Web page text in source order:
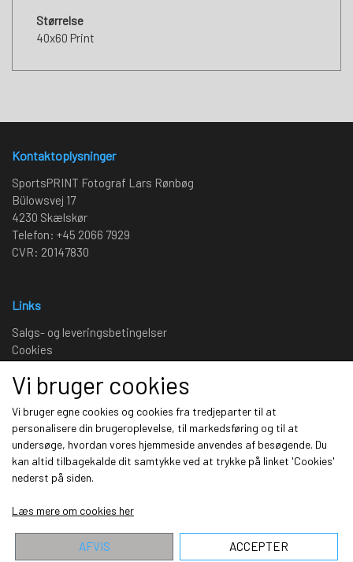
Størrelse
40x60 Print
Kontaktoplysninger
SportsPRINT Fotograf Lars Rønbøg
Bülowsvej 17
4230 Skælskør
Telefon: +45 2066 7929
CVR: 20147830
Links
Salgs- og leveringsbetingelser
Cookies
Kunde login
Sociale medier
Vi bruger cookies
Vi bruger egne cookies og cookies fra tredjeparter til at
personalisere din brugeroplevelse, til markedsføring og til at
undersøge, hvordan vores hjemmeside anvendes af besøgende. Du
kan altid tilbagekalde dit samtykke ved at trykke på linket 'Cookies'
nederst på siden.
Læs mere om cookies her
AFVIS ACCEPTER